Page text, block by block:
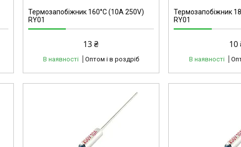
Термозапобіжник 160°C (10А 250V)
RY01
13 ₴
В наявності Оптом і в роздріб
Термозапобіжник
RY01
10
В наявності